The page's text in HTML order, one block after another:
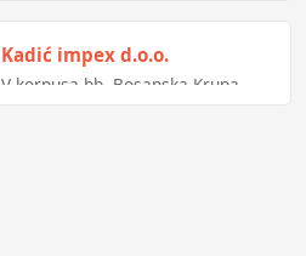
Kadić impex d.o.o.
V korpusa bb, Bosanska Krupa,